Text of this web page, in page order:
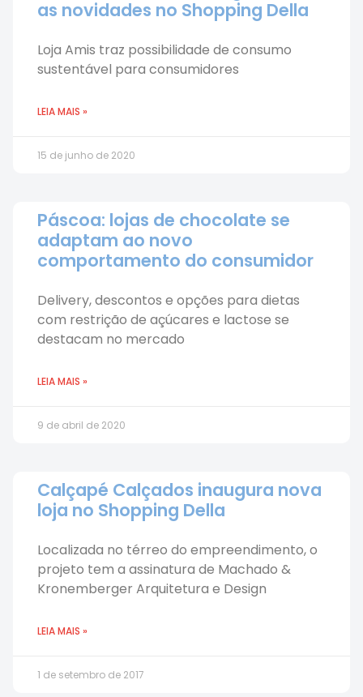
as novidades no Shopping Della
Loja Amis traz possibilidade de consumo
sustentável para consumidores
LEIA MAIS »
15 de junho de 2020
Páscoa: lojas de chocolate se
adaptam ao novo
comportamento do consumidor
Delivery, descontos e opções para dietas
com restrição de açúcares e lactose se
destacam no mercado
LEIA MAIS »
9 de abril de 2020
Calçapé Calçados inaugura nova
loja no Shopping Della
Localizada no térreo do empreendimento, o
projeto tem a assinatura de Machado &
Kronemberger Arquitetura e Design
LEIA MAIS »
1 de setembro de 2017